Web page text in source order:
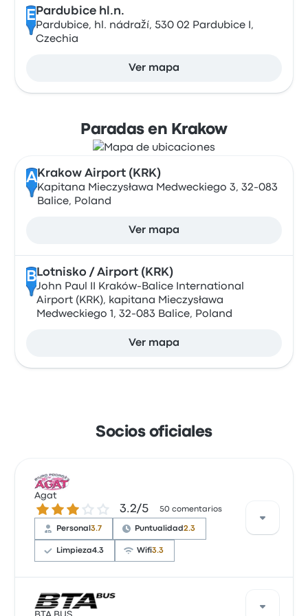
E Pardubice hl.n.
Pardubice, hl. nádraží, 530 02 Pardubice I,
Czechia
Ver mapa
Paradas en Krakow
A Krakow Airport (KRK)
Kapitana Mieczysława Medweckiego 3, 32-083
Balice, Poland
Ver mapa
B Lotnisko / Airport (KRK)
John Paul II Kraków-Balice International
Airport (KRK), kapitana Mieczysława
Medweckiego 1, 32-083 Balice, Poland
Ver mapa
Socios oficiales
Agat
3.2 de 5 estrellas3.2/5 50 comentarios
Personal3.7 Puntualidad2.3
Limpieza4.3 Wifi3.3
Con base en 50 reseñas, la empresa recibió una
calificación de 3.2 estrellas en Busbud. Los viajeros